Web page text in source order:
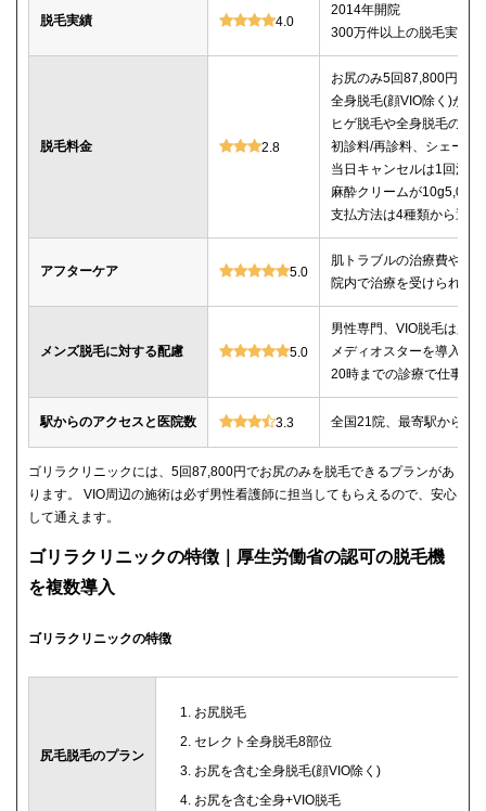
脱毛実績 4.0
2014年開院
300万件以上の脱毛実績
脱毛料金 2.8
お尻のみ5回87,800円、
全身脱毛(顔VIO除く)が5
ヒゲ脱毛や全身脱毛のコ
初診料/再診料、シェービ
当日キャンセルは1回消化
麻酔クリームが10g5,000
支払方法は4種類から選べ
アフターケア 5.0
肌トラブルの治療費や薬
院内で治療を受けられる
メンズ脱毛に対する配慮 5.0
男性専門、VIO脱毛は必
メディオスターを導入、
20時までの診療で仕事帰
駅からのアクセスと医院数 3.3 全国21院、最寄駅から徒
ゴリラクリニックには、5回87,800円でお尻のみを脱毛できるプランがあ
ります。 VIO周辺の施術は必ず男性看護師に担当してもらえるので、安心
して通えます。
ゴリラクリニックの特徴｜厚生労働省の認可の脱毛機
を複数導入
ゴリラクリニックの特徴
尻毛脱毛のプラン
お尻脱毛
セレクト全身脱毛8部位
お尻を含む全身脱毛(顔VIO除く)
お尻を含む全身+VIO脱毛